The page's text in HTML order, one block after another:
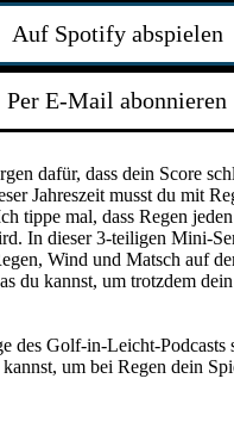
Auf Spotify abspielen
Per E-Mail abonnieren
dafür, dass dein Score
Jahreszeit musst du mit
tippe mal, dass Regen
In dieser 3-teiligen Mini-
Wind und Matsch auf
du kannst, um trotzdem
des Golf-in-Leicht-Podcasts
um bei Regen dein